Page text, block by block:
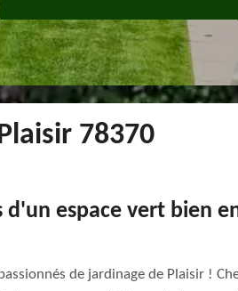
78370
d'un espace vert bien
de jardinage de Plaisir !